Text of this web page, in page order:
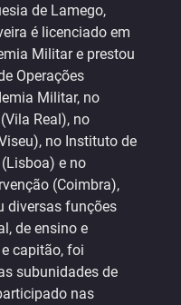
de Lamego,
é licenciado em
Militar e prestou
Operações
Militar, no
Real), no
no Instituto de
e no
(Coimbra),
diversas funções
de ensino e
capitão, foi
subunidades de
nas